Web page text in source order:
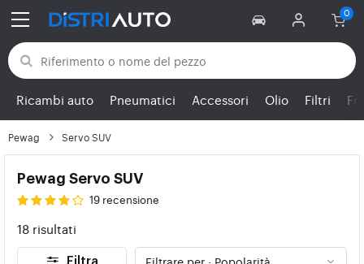
Torna alle categorie
Ricambi auto Pneumatici Accessori Olio Filtri
Pewag Servo SUV
Pewag Servo SUV
19 recensione
18 risultati